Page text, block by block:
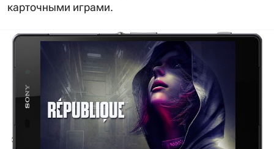
карточными играми.